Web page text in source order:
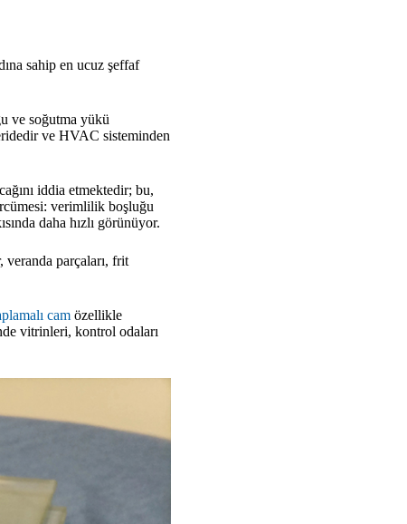
sahip en ucuz şeffaf
ve soğutma yükü
ve HVAC sisteminden
iddia etmektedir; bu,
verimlilik boşluğu
daha hızlı görünüyor.
veranda parçaları, frit
cam özellikle
vitrinleri, kontrol odaları